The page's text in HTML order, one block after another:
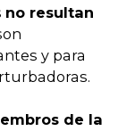
no resultan
y para
de la